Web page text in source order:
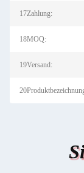
17Zahlung:
18MOQ:
19Versand: